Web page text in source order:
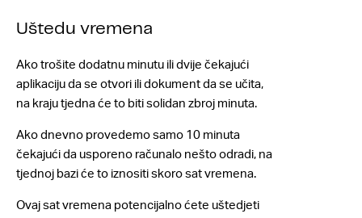
Uštedu vremena
Ako trošite dodatnu minutu ili dvije čekajući
aplikaciju da se otvori ili dokument da se učita,
na kraju tjedna će to biti solidan zbroj minuta.
Ako dnevno provedemo samo 10 minuta
čekajući da usporeno računalo nešto odradi, na
tjednoj bazi će to iznositi skoro sat vremena.
Ovaj sat vremena potencijalno ćete uštedjeti